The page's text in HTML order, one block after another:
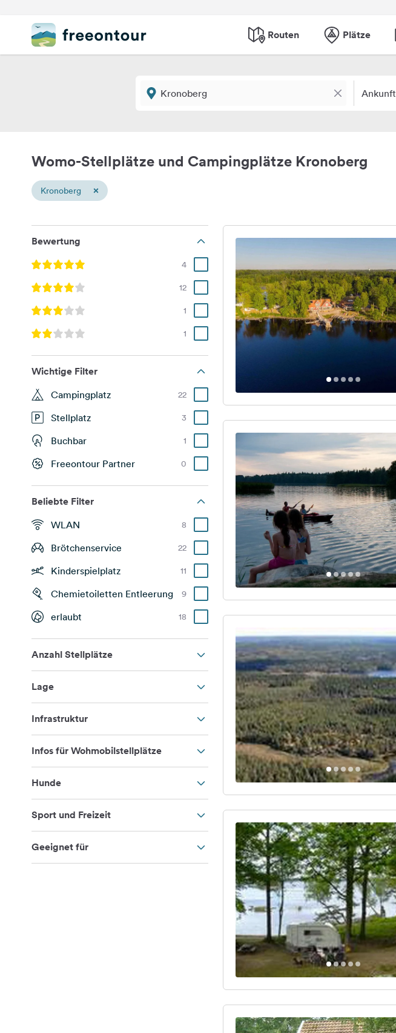
Routen Plätze
Ankunft
Womo-Stellplätze und Campingplätze Kronoberg
Kronoberg ×
Bewertung
4
12
1
1
Wichtige Filter
Campingplatz 22
Stellplatz 3
Buchbar 1
Freeontour Partner 0
Beliebte Filter
WLAN 8
Brötchenservice 22
Kinderspielplatz 11
Chemietoiletten Entleerung 9
erlaubt 18
Anzahl Stellplätze
Lage
Infrastruktur
Infos für Wohmobilstellplätze
Hunde
Sport und Freizeit
Geeignet für